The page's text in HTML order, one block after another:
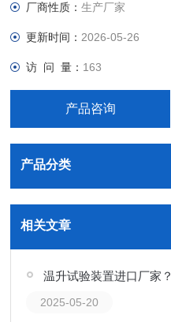
厂商性质：生产厂家
更新时间： 2026-05-26
访 问 量： 163
产品咨询
产品分类
相关文章
温升试验装置进口厂家？
2025-05-20